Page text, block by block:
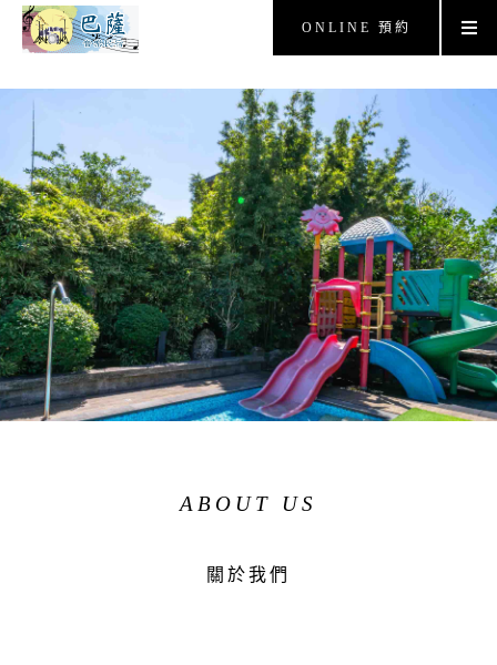
ONLINE 預約
ABOUT US
關於我們